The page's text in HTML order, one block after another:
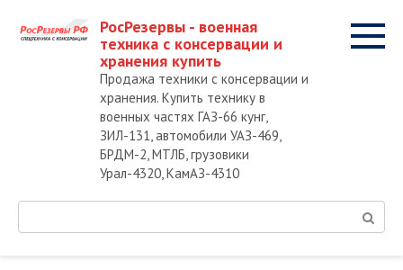
контенту
РосРезервы - военная
техника с консервации и
хранения купить
Продажа техники с консервации и
хранения. Купить технику в
военных частях ГАЗ-66 кунг,
ЗИЛ-131, автомобили УАЗ-469,
БРДМ-2, МТЛБ, грузовики
Урал-4320, КамАЗ-4310
Поиск: